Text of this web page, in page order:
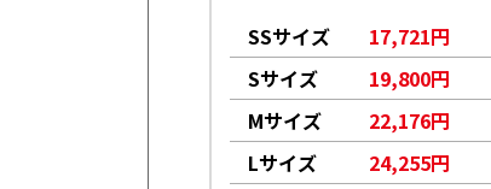
SSサイズ
17,721円
Sサイズ
19,800円
Mサイズ
22,176円
Lサイズ
24,255円